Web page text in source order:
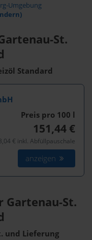
Umgebung
St.
Standard
Preis pro 100 l
151,44 €
€ inkl. Abfüllpauschale
anzeigen
Gartenau-St.
und Lieferung